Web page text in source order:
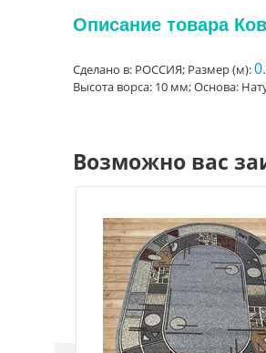
Описание товара
Сделано в: РОССИЯ; Размер (м):
Высота ворса: 10 мм; Основа:
Возможно вас